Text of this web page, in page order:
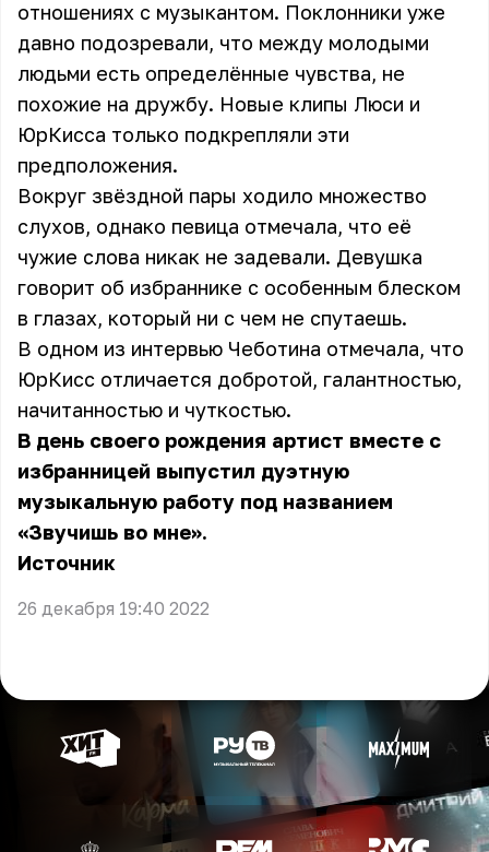
отношениях с музыкантом. Поклонники уже
давно подозревали, что между молодыми
людьми есть определённые чувства, не
похожие на дружбу. Новые клипы Люси и
ЮрКисса только подкрепляли эти
предположения.
Вокруг звёздной пары ходило множество
слухов, однако певица отмечала, что её
чужие слова никак не задевали. Девушка
говорит об избраннике с особенным блеском
в глазах, который ни с чем не спутаешь.
В одном из интервью Чеботина отмечала, что
ЮрКисс отличается добротой, галантностью,
начитанностью и чуткостью.
В день своего рождения артист вместе с
избранницей выпустил дуэтную
музыкальную работу под названием
«Звучишь во мне».
Источник
26 декабря 19:40 2022